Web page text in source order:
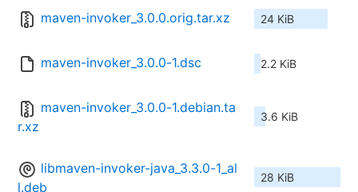
maven-invoker_3.0.0.orig.tar.xz 24 KiB
maven-invoker_3.0.0-1.dsc 2.2 KiB
maven-invoker_3.0.0-1.debian.ta
r.xz
3.6 KiB
libmaven-invoker-java_3.3.0-1_al
l.deb
28 KiB